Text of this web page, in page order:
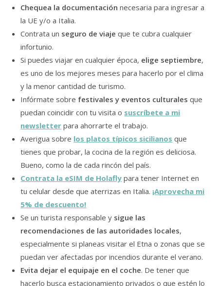
Chequea la documentaciónnecesaria para ingresar a
la UE y/o a Italia.
Contrata un seguro de viaje que te cubra cualquier
infortunio.
Si puedes viajar en cualquier época, elige septiembre,
es uno de los mejores meses para hacerlo por el clima
y la menor cantidad de turismo.
Infórmate sobre festivales y eventos culturales que
puedan coincidir con tu visita o suscríbete a mi
newsletter para ahorrarte el trabajo.
Averigua sobre los platos típicos sicilianos que
tienes que probar, la cocina de la región es deliciosa.
Bueno, como la de cada rincón del país.
Contrata la eSIM de Holafly para tener Internet en
tu celular desde que aterrizas en Italia. ¡Aprovecha mi
5% de descuento!
Se un turista responsable y sigue las
recomendaciones de las autoridades locales,
especialmente si planeas visitar el Etna o zonas que se
puedan ver afectadas por incendios durante el verano.
Evita dejar el equipaje en el coche. De tener que
hacerlo busca estacionamiento privados o que estén lo